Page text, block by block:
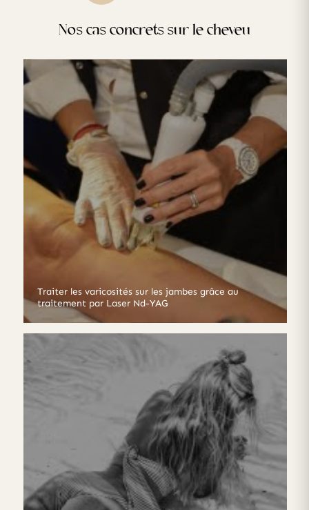
Nos cas concrets sur le cheveu
Traiter les varicosités sur les jambes grâce au
traitement par Laser Nd-YAG